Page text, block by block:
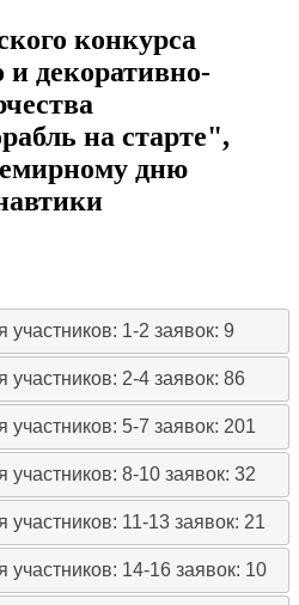
конкурса
и декоративно-
на старте",
дню
участников: 1-2заявок: 9
участников: 2-4заявок: 86
участников: 5-7заявок: 201
участников: 8-10заявок: 32
участников: 11-13заявок: 21
участников: 14-16заявок: 10